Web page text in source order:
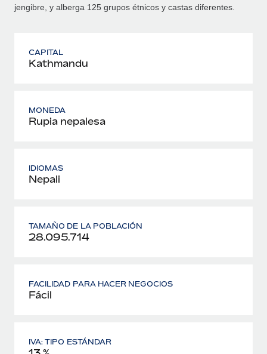
jengibre, y alberga 125 grupos étnicos y castas diferentes.
CAPITAL
Kathmandu
MONEDA
Rupia nepalesa
IDIOMAS
Nepali
TAMAÑO DE LA POBLACIÓN
28.095.714
FACILIDAD PARA HACER NEGOCIOS
Fácil
IVA: TIPO ESTÁNDAR